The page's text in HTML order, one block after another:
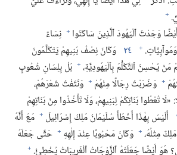
+
وَجَدْتُ ٱلْيَهُودَ ٱلَّذِينَ سَاكَنُوا + نِسَاءً
+ ٢٤ وَكَانَ نِصْفُ بَنِيهِمْ يَتَكَلَّمُونَ
مَنْ يُحْسِنُ ٱلتَّكَلُّمَ بِٱلْيَهُودِيَّةِ،‏ + بَلْ بِلِسَانِ شُعُوبٍ
+ وَضَرَبْتُ رِجَالًا مِنْهُمْ + وَنَتَفْتُ شَعْرَهُمْ،‏
«لَا تُعْطُوا بَنَاتِكُمْ لِبَنِيهِمْ،‏ وَلَا تَأْخُذُوا مِنْ بَنَاتِهِمْ
أَلَيْسَ بِهٰذَا أَخْطَأَ سُلَيْمَانُ مَلِكُ إِسْرَائِيلَ + مَعَ أَنَّهُ
مِثْلُهُ،‏ + وَكَانَ مَحْبُوبًا عِنْدَ إِلٰهِهِ + حَتَّى جَعَلَهُ
هُوَ أَيْضًا جَعَلَتْهُ ٱلزَّوْجَاتُ ٱلْغَرِيبَاتُ يُخْطِئُ.‏ +